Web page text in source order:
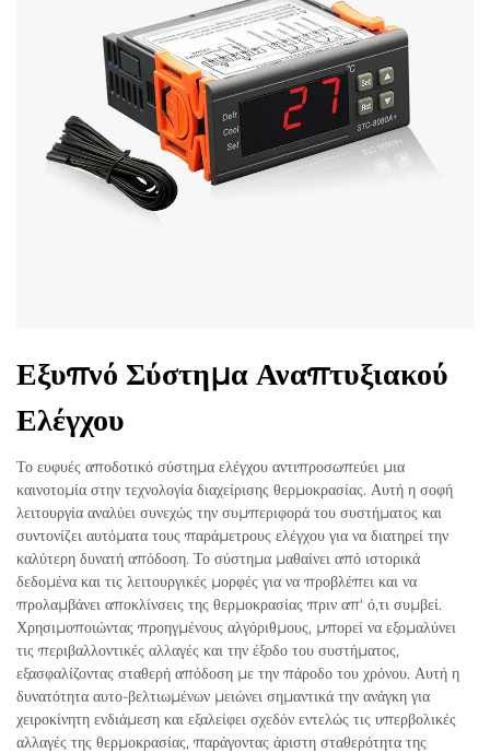
Εξυπνό Σύστημα Αναπτυξιακού
Ελέγχου
Το ευφυές αποδοτικό σύστημα ελέγχου αντιπροσωπεύει μια
καινοτομία στην τεχνολογία διαχείρισης θερμοκρασίας. Αυτή η σοφή
λειτουργία αναλύει συνεχώς την συμπεριφορά του συστήματος και
συντονίζει αυτόματα τους παράμετρους ελέγχου για να διατηρεί την
καλύτερη δυνατή απόδοση. Το σύστημα μαθαίνει από ιστορικά
δεδομένα και τις λειτουργικές μορφές για να προβλέπει και να
προλαμβάνει αποκλίνσεις της θερμοκρασίας πριν απ' ό,τι συμβεί.
Χρησιμοποιώντας προηγμένους αλγόριθμους, μπορεί να εξομαλύνει
τις περιβαλλοντικές αλλαγές και την έξοδο του συστήματος,
εξασφαλίζοντας σταθερή απόδοση με την πάροδο του χρόνου. Αυτή η
δυνατότητα αυτο-βελτιωμένων μειώνει σημαντικά την ανάγκη για
χειροκίνητη ενδιάμεση και εξαλείφει σχεδόν εντελώς τις υπερβολικές
αλλαγές της θερμοκρασίας, παράγοντας άριστη σταθερότητα της